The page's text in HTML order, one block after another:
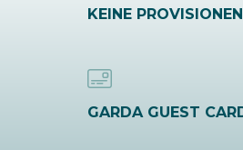
KEINE PROVISIONEN
GARDA GUEST